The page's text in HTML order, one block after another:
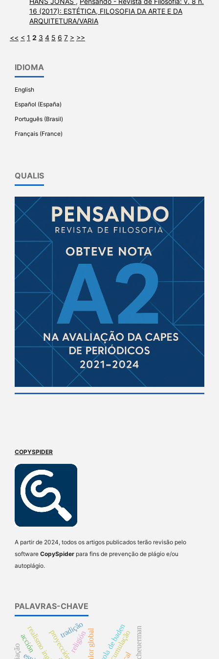
16 (2017): ESTÉTICA, FILOSOFIA DA ARTE E DA
ARQUITETURA/VARIA
<< < 1 2 3 4 5 6 7 > >>
IDIOMA
English
Español (España)
Português (Brasil)
Français (France)
QUALIS
COPYSPIDER
A partir de 2024, todos os artigos publicados terão revisão pelo
software CopySpider para fins de prevenção de plágio e/ou
autoplágio.
PALAVRAS-CHAVE
proyecciónreligión escola de baden
tradição
acción